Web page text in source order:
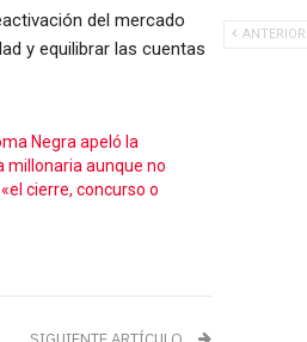
del mercado
y equilibrar las cuentas
Negra apeló la
millonaria aunque no
cierre, concurso o
ANTERIOR